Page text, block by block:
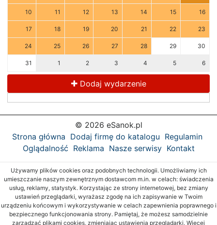
10 11 12 13 14 15 16
17 18 19 20 21 22 23
24 25 26 27 28 29 30
31 1 2 3 4 5 6
Dodaj wydarzenie
© 2026 eSanok.pl
Strona główna Dodaj firmę do katalogu Regulamin
Oglądalność Reklama Nasze serwisy Kontakt
Używamy plików cookies oraz podobnych technologii. Umożliwiamy ich
umieszczanie naszym zewnętrznym dostawcom m.in. w celach: świadczenia
usług, reklamy, statystyk. Korzystając ze strony internetowej, bez zmiany
ustawień przeglądarki, wyrażasz zgodę na ich zapisywanie w Twoim
urządzeniu końcowym i wykorzystywanie w celach zapewnienia poprawnego i
bezpiecznego funkcjonowania strony. Pamiętaj, że możesz samodzielnie
zarządzać plikami cookies, zmieniając ustawienia przeglądarki. Więcej